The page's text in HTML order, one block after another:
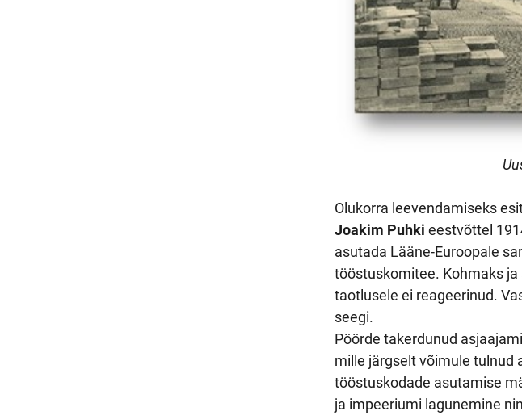
Olukorra leevendamiseks
Joakim Puhki eestvõttel
asutada Lääne-Euroopale
tööstuskomitee. Kohmaks
taotlusele ei reageerinud.
seegi.
Pöörde takerdunud
mille järgselt võimule tulnud
tööstuskodade asutamise
ja impeeriumi lagunemine